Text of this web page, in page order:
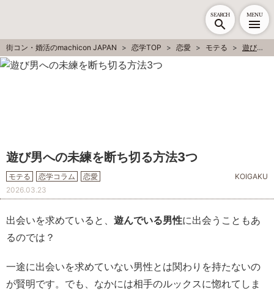
SEARCH MENU
街コン・婚活のmachicon JAPAN 恋学TOP 恋愛 モテる 遊び男への未練を断ち切る方法3つ
遊び男への未練を断ち切る方法3つ
モテる 恋学コラム 恋愛
KOIGAKU
2026.03.23
出会いを求めていると、 遊んでいる男性に出会うこともあ
るのでは？
一途に出会いを求めていない男性とは関わりを持たないの
が賢明です。でも、なかには相手のルックスに惚れてしま